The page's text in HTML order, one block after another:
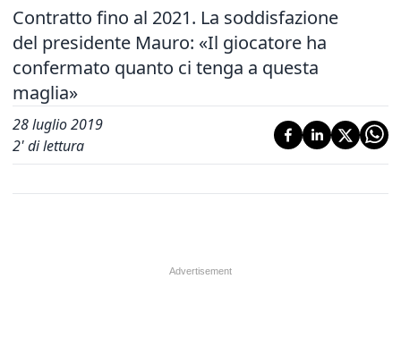
Contratto fino al 2021. La soddisfazione
del presidente Mauro: «Il giocatore ha
confermato quanto ci tenga a questa
maglia»
28 luglio 2019
2' di lettura